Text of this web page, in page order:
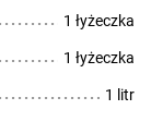
1 łyżeczka
1 łyżeczka
1 litr